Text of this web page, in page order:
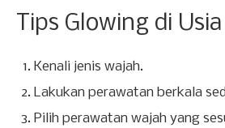
Tips Glowing di
Kenali jenis wajah.
Lakukan perawatan berkala
Pilih perawatan wajah yang